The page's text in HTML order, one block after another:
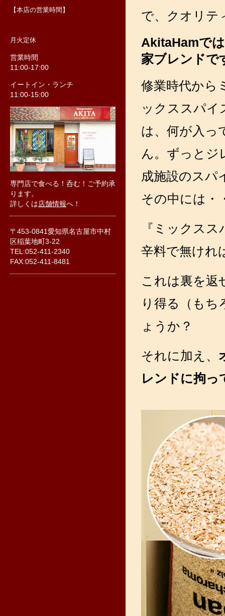
【本店の営業時間】
月火定休
営業時間
11:00-17:00
イートイン・ランチ
11:00-15:00
専門店で食べる！呑む！ご予約承
ります。
詳しくは店舗情報へ！
〒453-0841愛知県名古屋市中村
区稲葉地町3-22
TEL:052-411-2340
FAX:052-411-8481
で、クオリテ
AkitaHamで
家ブレンドで
修業時代から
ックススパイ
は、何が入っ
ん。ずっとジ
成施設のスパ
その中には・
『ミックス
辛料で無けれ
これは裏を返
り得る（も
ょうか？
それに加え、
レンドに拘っ